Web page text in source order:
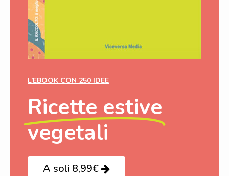
L’EBOOK CON 250 IDEE
Ricette estive
vegetali
A soli 8,99€